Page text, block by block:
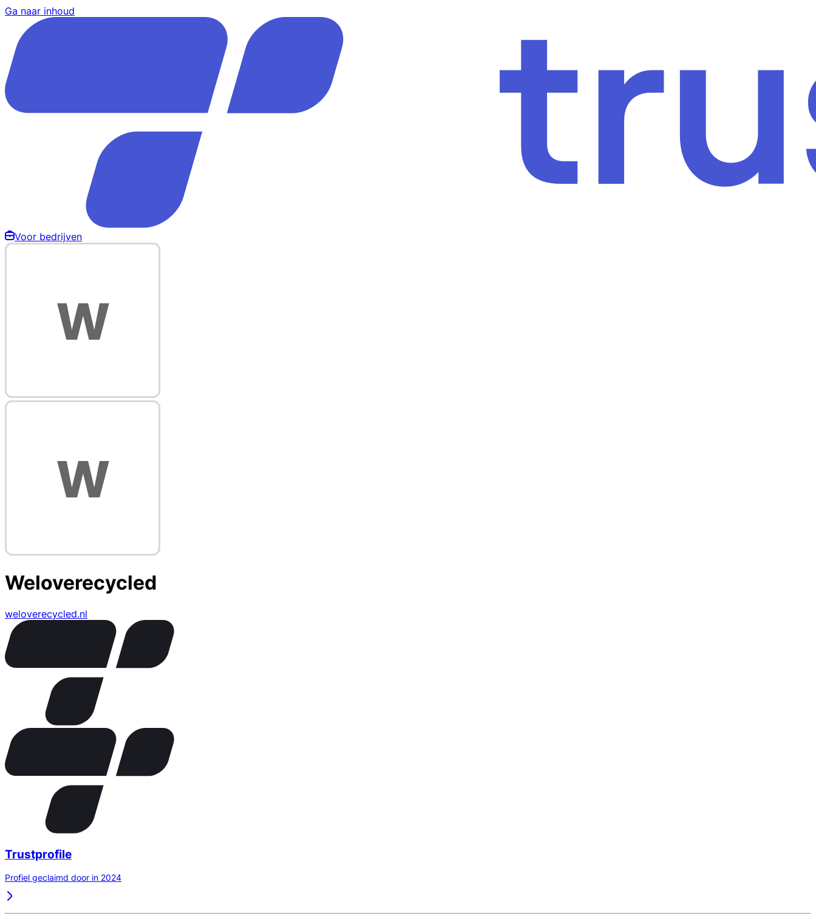
Ga naar inhoud
Voor bedrijven
Weloverecycled
weloverecycled.nl
Trustprofile
Profiel geclaimd door in 2024